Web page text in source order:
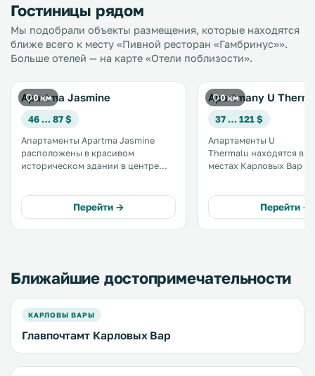
Гостиницы рядом
Мы подобрали объекты размещения, которые находятся
ближе всего к месту «Пивной ресторан «Гамбринус»».
Больше отелей — на карте «Отели поблизости».
0 км
Apartma Jasmine
46 … 87 $
Апартаменты Apartma Jasmine
расположены в красивом
историческом здании в центре
апартаменты с бесплатным Wi-Fi и
телевизором с плоским экраном и
спутниковыми каналами. .
Перейти →
0 км
Apartmany U
37 … 121 $
Апартаменты U
Thermalu находятся в
местах Карловых Вар
кухню/мини-кухню. Всего в 700
метрах от
горячий минеральный
Перейти →
Ближайшие достопримечательности
КАРЛОВЫ ВАРЫ
Главпочтамт Карловых Вар